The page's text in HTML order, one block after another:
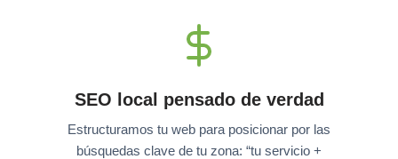
SEO local pensado de verdad
Estructuramos tu web para posicionar por las
búsquedas clave de tu zona: “tu servicio +